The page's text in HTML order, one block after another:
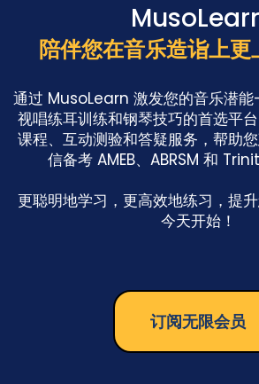
陪伴您在音乐造诣上更
通过 MusoLearn 激发您的音乐潜能
视唱练耳训练和钢琴技巧的首选平
课程、互动测验和答疑服务，帮助
信备考 AMEB、ABRSM 和
更聪明地学习，更高效地练习，提
今天开始！
订阅无限会员